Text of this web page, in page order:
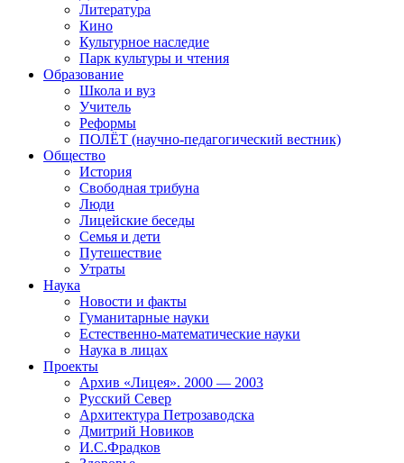
Литература
Кино
Культурное наследие
Парк культуры и чтения
Образование
Школа и вуз
Учитель
Реформы
ПОЛЁТ (научно-педагогический вестник)
Общество
История
Свободная трибуна
Люди
Лицейские беседы
Семья и дети
Путешествие
Утраты
Наука
Новости и факты
Гуманитарные науки
Естественно-математические науки
Наука в лицах
Проекты
Архив «Лицея». 2000 — 2003
Русский Север
Архитектура Петрозаводска
Дмитрий Новиков
И.С.Фрадков